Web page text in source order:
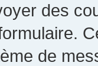
des
de